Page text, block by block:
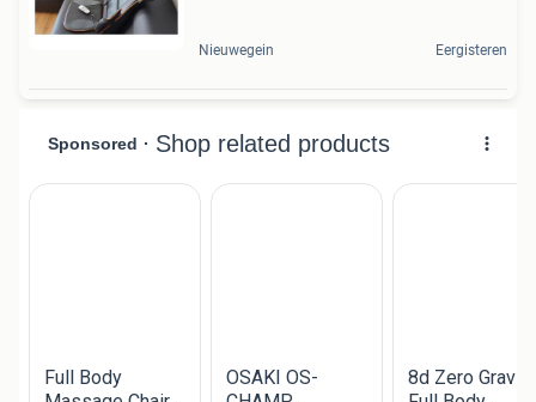
Nieuwegein Eergisteren